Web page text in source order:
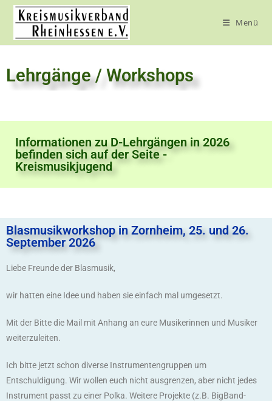
Menü
Lehrgänge / Workshops
Informationen zu D-Lehrgängen in 2026
befinden sich auf der Seite -
Kreismusikjugend
Blasmusikworkshop in Zornheim, 25. und 26.
September 2026
Liebe Freunde der Blasmusik,
wir hatten eine Idee und haben sie einfach mal umgesetzt.
Mit der Bitte die Mail mit Anhang an eure Musikerinnen und Musiker
weiterzuleiten.
Ich bitte jetzt schon diverse Instrumentengruppen um
Entschuldigung. Wir wollen euch nicht ausgrenzen, aber nicht jedes
Instrument passt zu einer Polka. Weitere Projekte (z.B. BigBand-